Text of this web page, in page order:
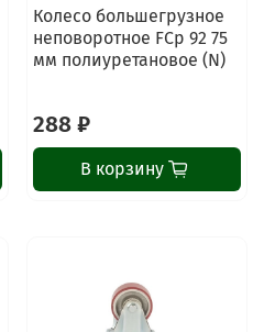
Колесо большегрузное
неповоротное FCp 92 75
мм полиуретановое (N)
288 ₽
В корзину